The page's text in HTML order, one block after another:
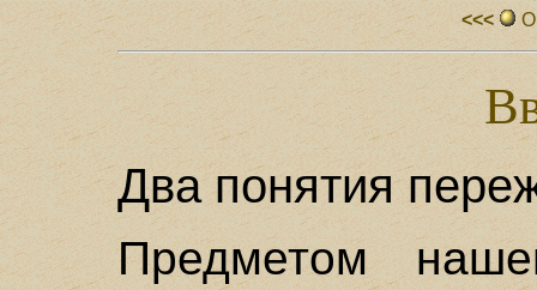
<<<
Два понятия
Предметом